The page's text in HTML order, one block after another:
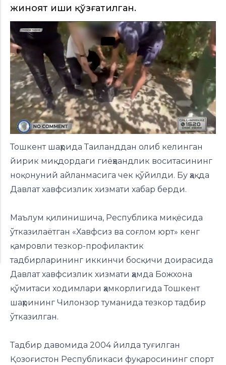
жиноят иши қўзғатилган.
Тошкент шаҳрида Таиланддан олиб келинган
йирик миқдордаги гиёҳвандлик воситасининг
ноқонуний айланмасига чек қўйилди. Бу ҳақда
Давлат хавфсизлик хизмати хабар берди.
Маълум қилинишича, Республика миқёсида
ўтказилаётган «Хавфсиз ва соғлом юрт» кенг
қамровли тезкор-профилактик
тадбирларининг иккинчи босқичи доирасида
Давлат хавфсизлик хизмати ҳамда Божхона
қўмитаси ходимлари ҳамкорлигида Тошкент
шаҳрининг Чилонзор туманида тезкор тадбир
ўтказилган.
Тадбир давомида 2004 йилда туғилган
Қозоғистон Республикаси фуқаросининг спорт